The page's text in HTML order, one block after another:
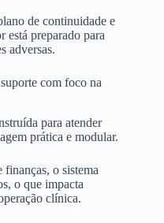
de continuidade e
está preparado para
adversas.
com foco na
para atender
prática e modular.
finanças, o sistema
o que impacta
clínica.